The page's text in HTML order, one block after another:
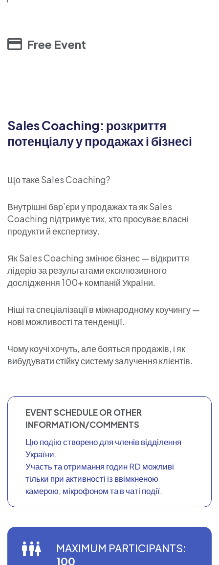
Free Event
Sales Coaching: розкриття
потенціалу у продажах і бізнесі
Що таке Sales Coaching?
Внутрішні бар’єри у продажах та як Sales
Coaching підтримує тих, хто просуває власні
продукти й експертизу.
Як Sales Coaching змінює бізнес — відкриття
лідерів за результатами ексклюзивного
дослідження 100+ компаній України.
Ніші та спеціалізації в міжнародному коучингу —
нові можливості та тенденції.
Чому коучі хочуть, але бояться продажів, і як
вибудувати стійку систему залучення клієнтів.
EVENT SCHEDULE OR OTHER
INFORMATION/COMMENTS
Цю подію створено для членів відділення
України.
Участь та отримання годин RD можливі
тільки при активності із ввімкненою
камерою, мікрофоном та в чаті події.
MAXIMUM PARTICIPANTS:
100